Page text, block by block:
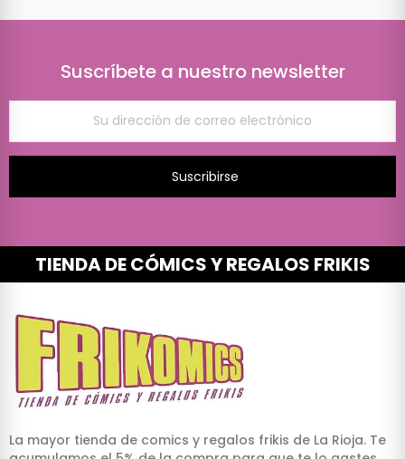
Suscríbete a nuestro newsletter
Suscribirse
TIENDA DE CÓMICS Y REGALOS FRIKIS
La mayor tienda de comics y regalos frikis de La Rioja. Te